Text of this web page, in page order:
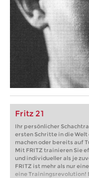
Fritz 21
Ihr persönlicher
ersten Schritte in die Welt
machen oder bereits auf
Mit FRITZ trainieren Sie
und individueller als je
FRITZ ist mehr als nur
eine Trainingsrevolution!